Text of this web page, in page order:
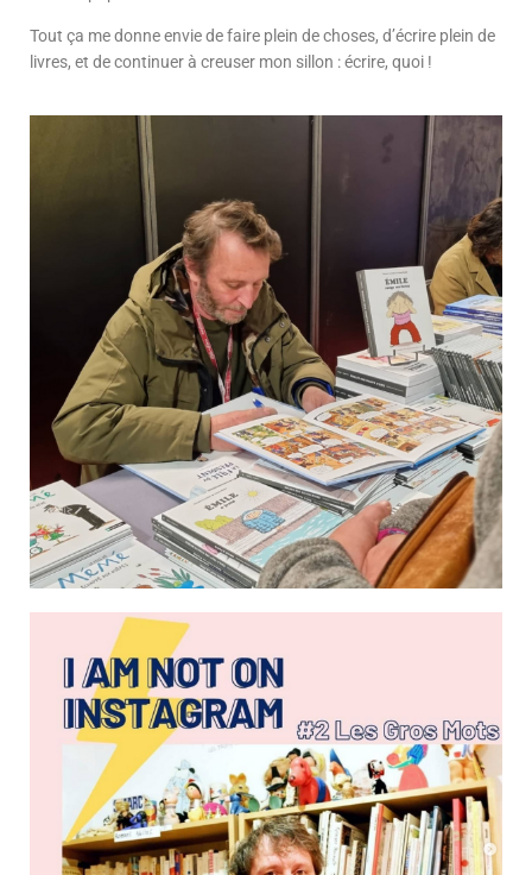
Tout ça me donne envie de faire plein de choses, d’écrire plein de
livres, et de continuer à creuser mon sillon : écrire, quoi !